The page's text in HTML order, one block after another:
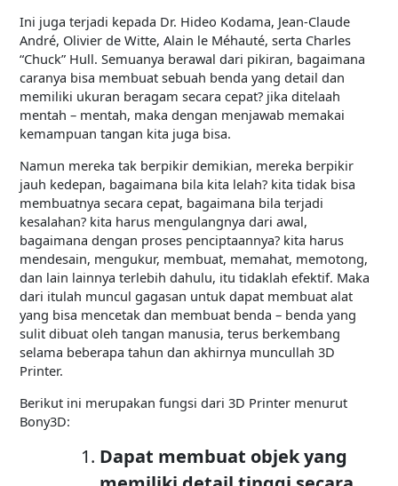
Ini juga terjadi kepada Dr. Hideo Kodama, Jean-Claude
André, Olivier de Witte, Alain le Méhauté, serta Charles
“Chuck” Hull. Semuanya berawal dari pikiran, bagaimana
caranya bisa membuat sebuah benda yang detail dan
memiliki ukuran beragam secara cepat? jika ditelaah
mentah – mentah, maka dengan menjawab memakai
kemampuan tangan kita juga bisa.
Namun mereka tak berpikir demikian, mereka berpikir
jauh kedepan, bagaimana bila kita lelah? kita tidak bisa
membuatnya secara cepat, bagaimana bila terjadi
kesalahan? kita harus mengulangnya dari awal,
bagaimana dengan proses penciptaannya? kita harus
mendesain, mengukur, membuat, memahat, memotong,
dan lain lainnya terlebih dahulu, itu tidaklah efektif. Maka
dari itulah muncul gagasan untuk dapat membuat alat
yang bisa mencetak dan membuat benda – benda yang
sulit dibuat oleh tangan manusia, terus berkembang
selama beberapa tahun dan akhirnya muncullah 3D
Printer.
Berikut ini merupakan fungsi dari 3D Printer menurut
Bony3D:
Dapat membuat objek yang